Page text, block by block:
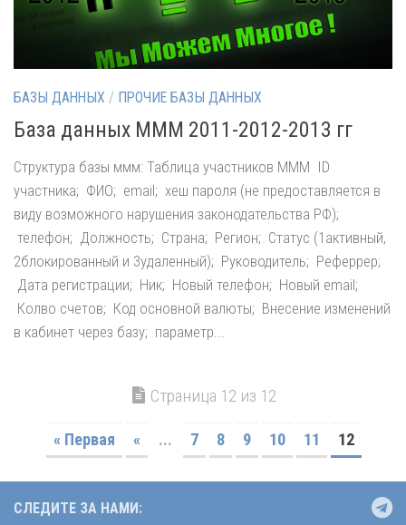
БАЗЫ ДАННЫХ / ПРОЧИЕ БАЗЫ ДАННЫХ
База данных МММ 2011-2012-2013 гг
Структура базы ммм: Таблица участников МММ ID
участника; ФИО; email; хеш пароля (не предоставляется в
виду возможного нарушения законодательства РФ);
телефон; Должность; Страна; Регион; Статус (1активный,
2блокированный и 3удаленный); Руководитель; Реферрер;
Дата регистрации; Ник; Новый телефон; Новый email;
Колво счетов; Код основной валюты; Внесение изменений
в кабинет через базу; параметр...
Страница 12 из 12
« Первая « ... 7 8 9 10 11 12
СЛЕДИТЕ ЗА НАМИ: